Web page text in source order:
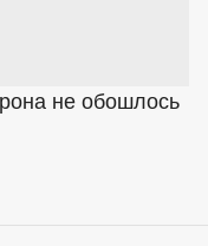
не обошлось